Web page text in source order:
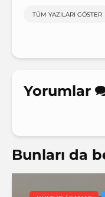
TÜM YAZILARI GÖSTER
Yorumlar
Bunları da